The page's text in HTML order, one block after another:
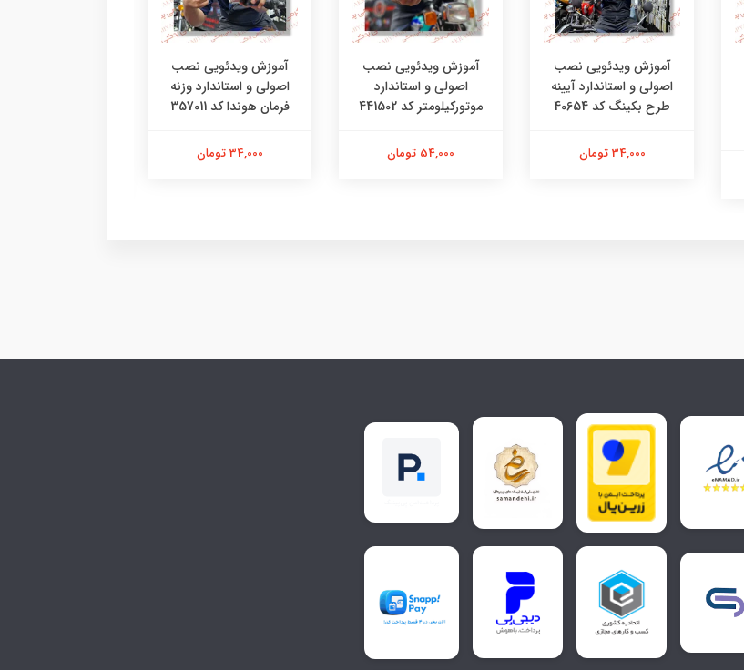
آموزش ویدئویی نصب
اصولی و استاندارد آیینه
طرح بکینگ کد 40654
34,000 تومان
آموزش ویدئویی نصب
اصولی و استاندارد
موتورکیلومتر کد 441502
54,000 تومان
آموزش ویدئویی نصب
اصولی و استاندارد وزنه
فرمان هوندا کد 357011
34,000 تومان